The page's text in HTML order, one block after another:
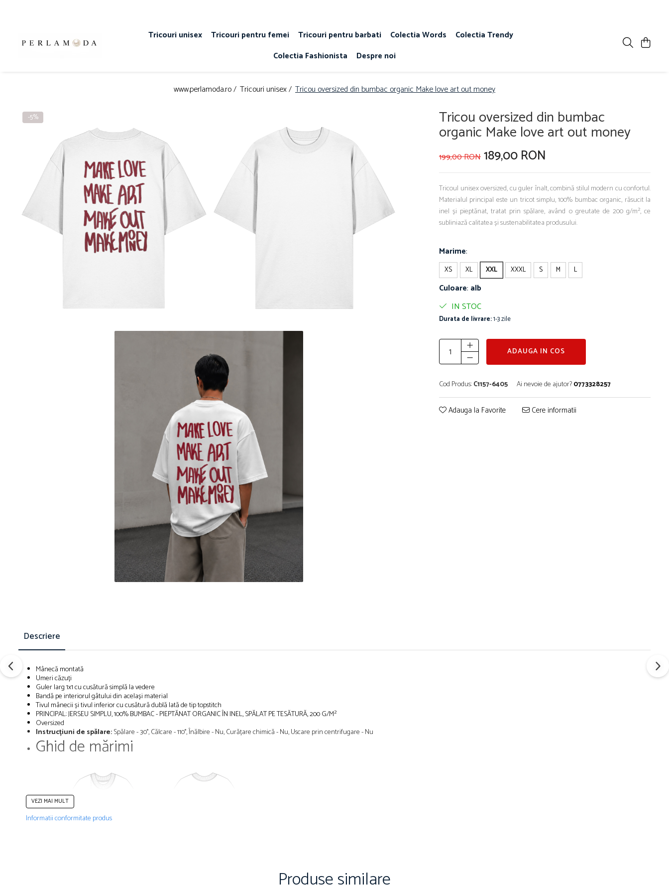
Tricouri unisex Tricouri pentru femei Tricouri pentru barbati Colectia Words
Colectia Trendy
Colectia Fashionista
Despre noi
www.perlamoda.ro / Tricouri unisex / Tricou oversized din bumbac organic Make love art out money
-5% Tricou oversized din bumbac
organic Make love art out money
199,00 RON 189,00 RON
Tricoul unisex oversized, cu guler înalt, combină stilul modern cu confortul.
Materialul principal este un tricot simplu, 100% bumbac organic, răsucit la
inel și pieptănat, tratat prin spălare, având o greutate de 200 g/m², ce
subliniază calitatea și sustenabilitatea produsului.
Marime:
XS XL XXL XXXL S M L
Culoare: alb
IN STOC
Durata de livrare:1-3 zile
ADAUGA IN COS
Cod Produs:C1157-6405 Ai nevoie de ajutor?0773328257
Adauga la Favorite Cere informatii
Descriere
Mânecă montată
Umeri căzuți
Guler larg 1x1 cu cusătură simplă la vedere
Bandă pe interiorul gâtului din același material
Tivul mânecii și tivul inferior cu cusătură dublă lată de tip topstitch
PRINCIPAL: JERSEU SIMPLU, 100% BUMBAC - PIEPTĂNAT ORGANIC ÎN INEL, SPĂLAT PE TESĂTURĂ, 200 G/M²
Oversized
Instrucțiuni de spălare:Spălare - 30°, Călcare - 110°, Înălbire - Nu, Curățare chimică - Nu, Uscare prin centrifugare - Nu
Ghid de mărimi
VEZI MAI MULT
Informatii conformitate produs
Produse similare